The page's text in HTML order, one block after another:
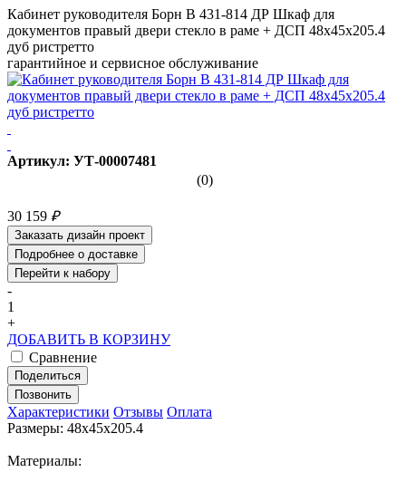
Кабинет руководителя Борн B 431-814 ДР Шкаф для
документов правый двери стекло в раме + ДСП 48х45х205.4
дуб ристретто
гарантийное и сервисное обслуживание
Артикул: УТ-00007481
(0)
30 159 ₽
Заказать дизайн проект
Подробнее о доставке
Перейти к набору
-
1
+
ДОБАВИТЬ В КОРЗИНУ
Сравнение
Поделиться
Позвонить
Характеристики Отзывы Оплата
Размеры: 48х45х205.4
Материалы: